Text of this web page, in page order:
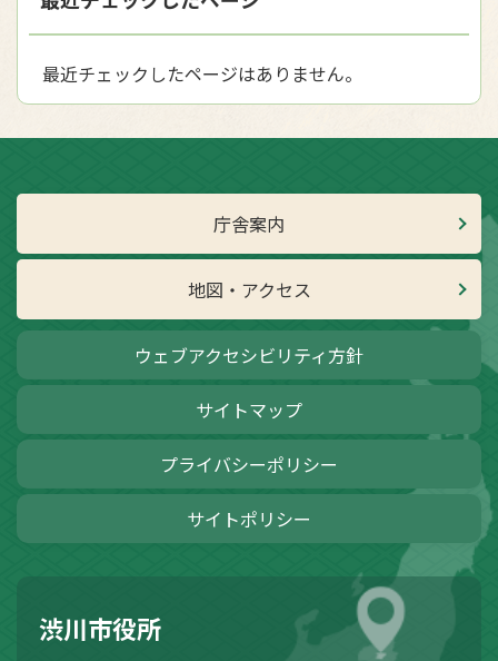
最近チェックしたページはありません。
庁舎案内
地図・アクセス
ウェブアクセシビリティ方針
サイトマップ
プライバシーポリシー
サイトポリシー
渋川市役所